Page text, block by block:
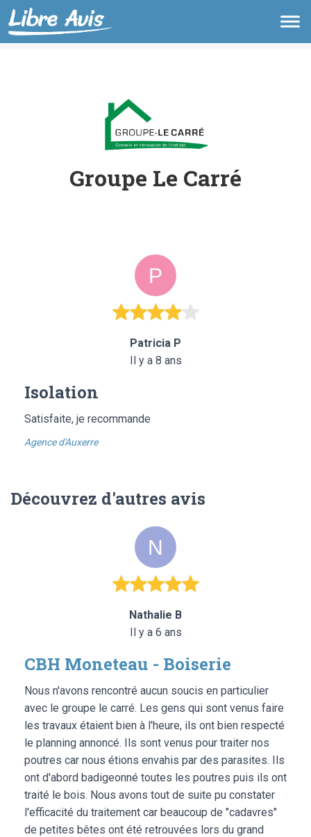
Groupe Le Carré
Patricia P
Il y a 8 ans
Isolation
Satisfaite, je recommande
Agence d'Auxerre
Découvrez d'autres avis
Nathalie B
Il y a 6 ans
CBH Moneteau - Boiserie
Nous n'avons rencontré aucun soucis en particulier
avec le groupe le carré. Les gens qui sont venus faire
les travaux étaient bien à l'heure, ils ont bien respecté
le planning annoncé. Ils sont venus pour traiter nos
poutres car nous étions envahis par des parasites. Ils
ont d'abord badigeonné toutes les poutres puis ils ont
traité le bois. Nous avons tout de suite pu constater
l'efficacité du traitement car beaucoup de "cadavres"
de petites bêtes ont été retrouvées lors du grand